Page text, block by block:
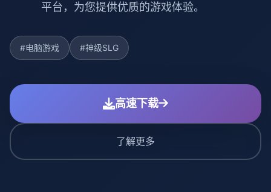
平台，为您提供优质的游戏体验。
#电脑游戏 #神级SLG
高速下载
了解更多